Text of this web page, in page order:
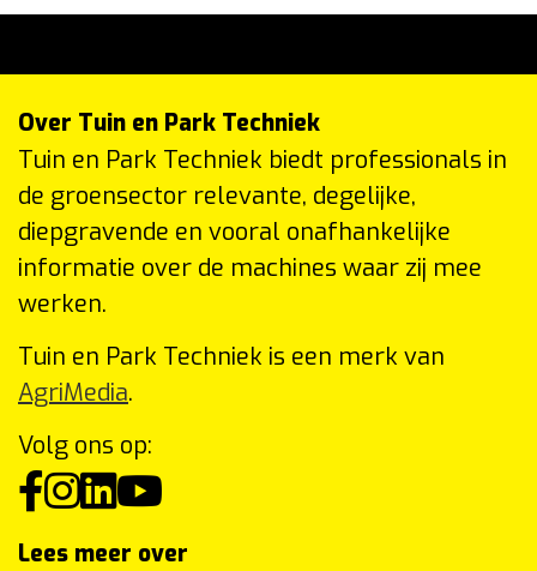
Over Tuin en Park Techniek
Tuin en Park Techniek biedt professionals in
de groensector relevante, degelijke,
diepgravende en vooral onafhankelijke
informatie over de machines waar zij mee
werken.
Tuin en Park Techniek is een merk van
AgriMedia.
Volg ons op:
Lees meer over